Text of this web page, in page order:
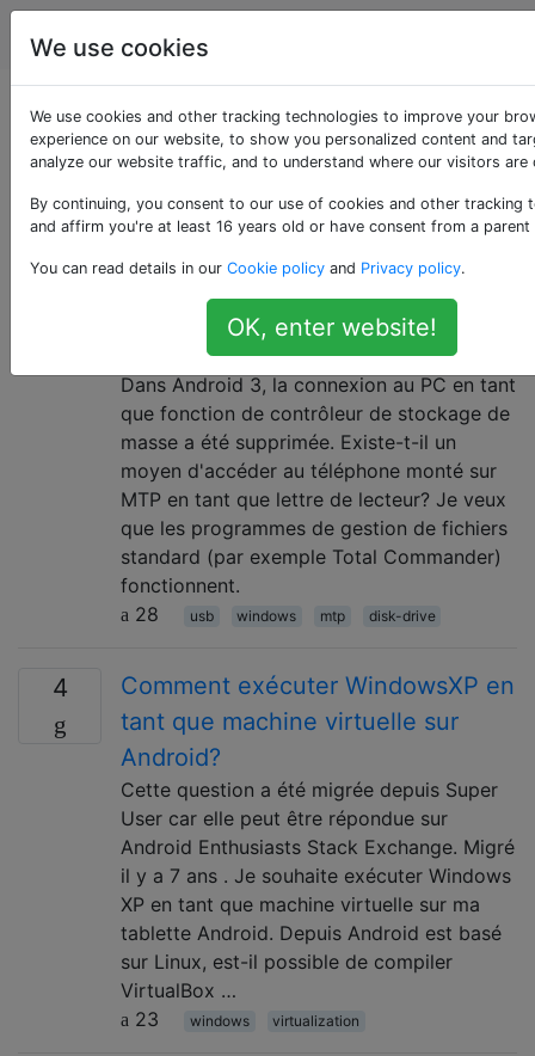
Android
Questions marquées
«windows»
Microsoft Windows est une série de systèmes
d'exploitation de Microsoft.
Lettre de lecteur pour la
connexion MTP sous Windows
Dans Android 3, la connexion au PC en tant
que fonction de contrôleur de stockage de
masse a été supprimée. Existe-t-il un
moyen d'accéder au téléphone monté sur
MTP en tant que lettre de lecteur? Je veux
que les programmes de gestion de fichiers
standard (par exemple Total Commander)
fonctionnent.
28
usb windows mtp disk-drive
4
Comment exécuter WindowsXP en
tant que machine virtuelle sur
Android?
Cette question a été migrée depuis Super
User car elle peut être répondue sur
Android Enthusiasts Stack Exchange. Migré
il y a 7 ans . Je souhaite exécuter Windows
XP en tant que machine virtuelle sur ma
tablette Android. Depuis Android est basé
sur Linux, est-il possible de compiler
VirtualBox …
23
windows virtualization
We use cookies
We use cookies and other tracking technologies to improve your
experience on our website, to show you personalized content and
analyze our website traffic, and to understand where our visitors are
By continuing, you consent to our use of cookies and other tracking
and affirm you're at least 16 years old or have consent from a parent
You can read details in our Cookie policy and Privacy policy.
OK, enter website!